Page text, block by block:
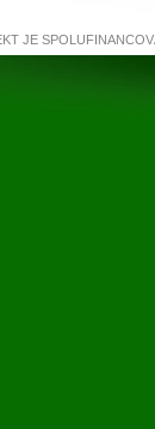
JE